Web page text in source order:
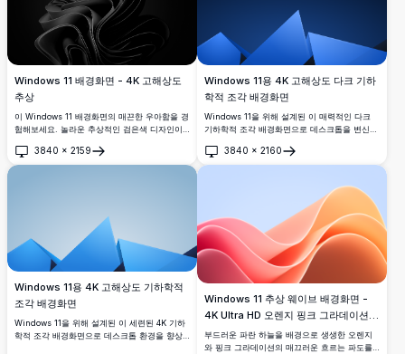
Windows 11 배경화면 - 4K 고해상도
추상
이 Windows 11 배경화면의 매끈한 우아함을 경
험해보세요. 놀라운 추상적인 검은색 디자인이
고 세련된 느낌을 당신의 데스크탑에 더해주며,
깊이와 스타일로 디지털 작업 공간을 향상시키
3840 × 2159
열기
Windows 11용 4K 고해상도 다크 기하
학적 조각 배경화면
Windows 11을 위해 설계된 이 매력적인 다크
기하학적 조각 배경화면으로 데스크톱을 변신시
데이션 배경에 놓인 인상적인 파란색 조각들을
보여줍니다. 이 4K 배경화면은 화면에 세련되고
트 미학을 선호하는 전문가들과 디자인 애호가
3840 × 2160
열기
Windows 11용 4K 고해상도 기하학적
조각 배경화면
Windows 11을 위해 설계된 이 세련된 4K 기하
학적 조각 배경화면으로 데스크톱 환경을 향상
Windows 11 추상 웨이브 배경화면 -
4K Ultra HD 오렌지 핑크 그라데이션
데스크톱 배경
부드러운 파란 하늘을 배경으로 생생한 오렌지
와 핑크 그라데이션의 매끄러운 흐르는 파도를